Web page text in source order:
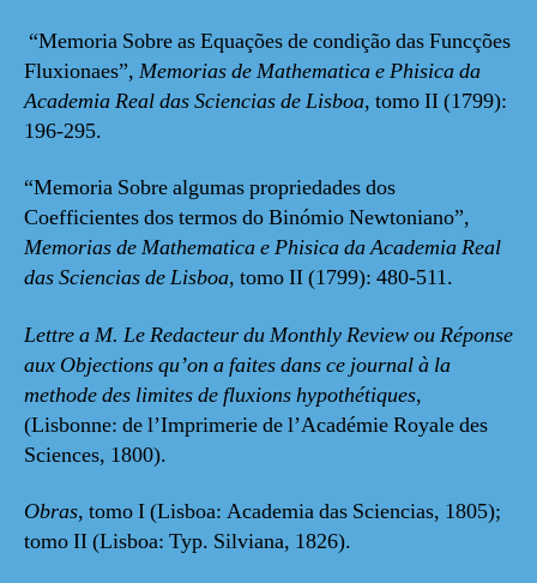
“Memoria Sobre as Equações de condição das Funcções
Fluxionaes”, Memorias de Mathematica e Phisica da
Academia Real das Sciencias de Lisboa, tomo II (1799):
196-295.
“Memoria Sobre algumas propriedades dos
Coefficientes dos termos do Binómio Newtoniano”,
Memorias de Mathematica e Phisica da Academia Real
das Sciencias de Lisboa, tomo II (1799): 480-511.
Lettre a M. Le Redacteur du Monthly Review ou Réponse
aux Objections qu’on a faites dans ce journal à la
methode des limites de fluxions hypothétiques,
(Lisbonne: de l’Imprimerie de l’Académie Royale des
Sciences, 1800).
Obras, tomo I (Lisboa: Academia das Sciencias, 1805);
tomo II (Lisboa: Typ. Silviana, 1826).